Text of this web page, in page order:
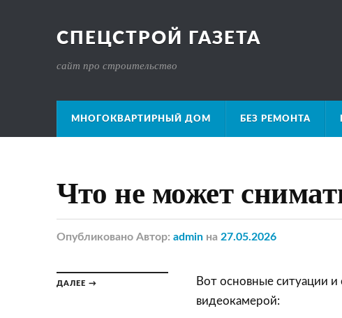
СПЕЦСТРОЙ ГАЗЕТА
сайт про строительство
МНОГОКВАРТИРНЫЙ ДОМ БЕЗ РЕМОНТА
Что не может
Опубликовано Автор: admin на 27.05.2026
ДАЛЕЕ →
Вот основные ситуации
видеокамерой: